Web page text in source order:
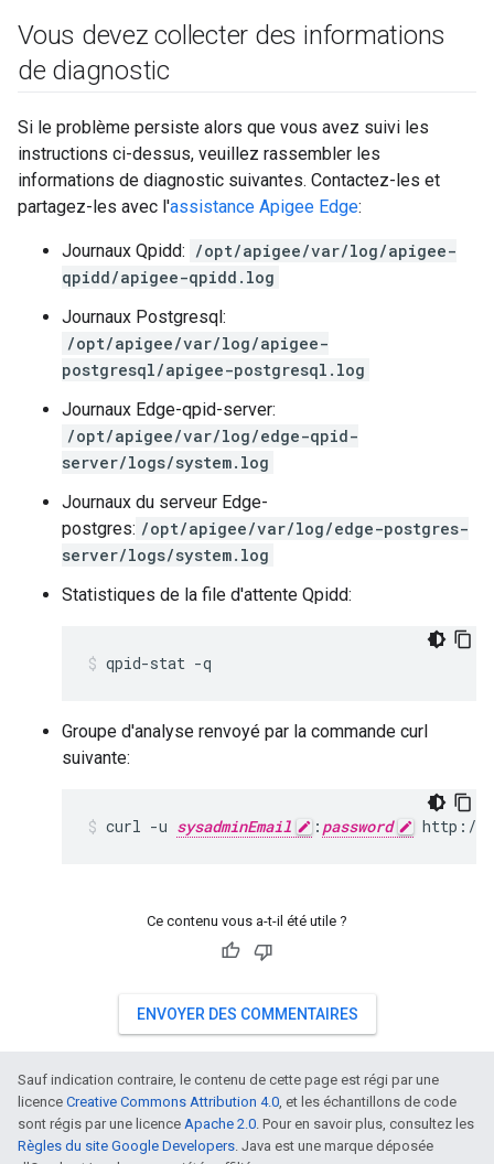
Vous devez collecter des informations
de diagnostic
Si le problème persiste alors que vous avez suivi les
instructions ci-dessus, veuillez rassembler les
informations de diagnostic suivantes. Contactez-les et
partagez-les avec l'assistance Apigee Edge:
Journaux Qpidd: /opt/apigee/var/log/apigee-
qpidd/apigee-qpidd.log
Journaux Postgresql:
/opt/apigee/var/log/apigee-
postgresql/apigee-postgresql.log
Journaux Edge-qpid-server:
/opt/apigee/var/log/edge-qpid-
server/logs/system.log
Journaux du serveur Edge-
postgres: /opt/apigee/var/log/edge-postgres-
server/logs/system.log
Statistiques de la file d'attente Qpidd:
qpid-stat -q
Groupe d'analyse renvoyé par la commande curl
suivante:
curl -u sysadminEmail : password http://
Ce contenu vous a-t-il été utile ?
ENVOYER DES COMMENTAIRES
Sauf indication contraire, le contenu de cette page est régi par une
licence Creative Commons Attribution 4.0, et les échantillons de code
sont régis par une licence Apache 2.0. Pour en savoir plus, consultez les
Règles du site Google Developers. Java est une marque déposée